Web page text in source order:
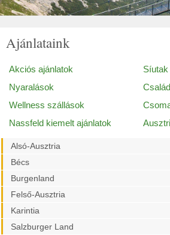
Ajánlataink
Akciós ajánlatok
Síutak
Nyaralások
Wellness szállások
Nassfeld kiemelt ajánlatok
Alsó-Ausztria
Bécs
Burgenland
Felső-Ausztria
Karintia
Salzburger Land